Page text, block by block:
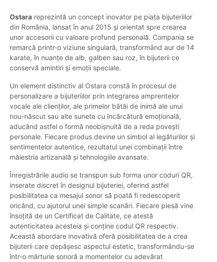
Ostara reprezintă un concept inovator pe piața bijuteriilor
din România, lansat în anul 2015 și orientat spre crearea
unor accesorii cu valoare profund personală. Compania se
remarcă printr-o viziune singulară, transformând aur de 14
karate, în nuanțe de alb, galben sau roz, în bijuterii ce
conservă amintiri și emoții speciale.
Un element distinctiv al Ostara constă în procesul de
personalizare a bijuteriilor prin integrarea amprentelor
vocale ale clienților, ale primelor bătăi de inimă ale unui
nou-născut sau alte sunete cu încărcătură emoțională,
aducând astfel o formă neobișnuită de a reda povești
personale. Fiecare produs devine un simbol al legăturilor și
sentimentelor autentice, rezultatul unei combinații între
măiestria artizanală și tehnologiile avansate.
Înregistrările audio se transpun sub forma unor coduri QR,
inserate discret în designul bijuteriei, oferind astfel
posibilitatea ca mesajul sonor să poată fi redescoperit
oricând, cu ajutorul unei simple scanări. Fiecare piesă vine
însoțită de un Certificat de Calitate, ce atestă
autenticitatea acesteia și conține codul QR respectiv.
Această abordare inovativă oferă posibilitatea de a crea
bijuterii care depășesc aspectul estetic, transformându-se
într-o mărturie sonoră a momentelor cu adevărat